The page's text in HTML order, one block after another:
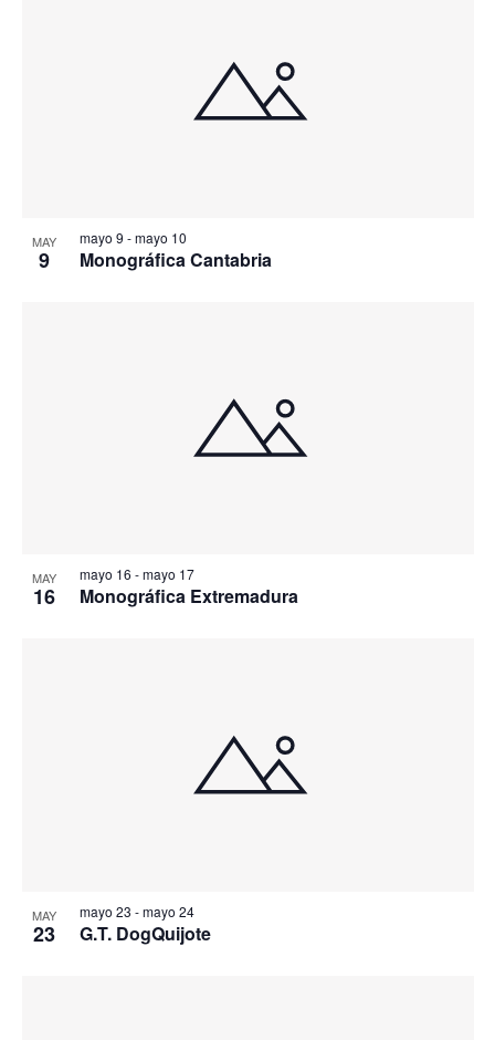
MAY
9
mayo 9 -mayo 10
Monográfica Cantabria
MAY
16
mayo 16 -mayo 17
Monográfica Extremadura
MAY
23
mayo 23 -mayo 24
G.T. DogQuijote